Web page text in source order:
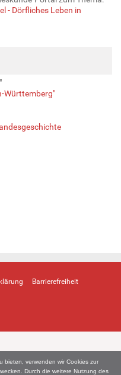
bieten, verwenden wir Cookies zur
Durch die weitere Nutzung des
- Dörfliches Leben in
Württemberg"
Barrierefreiheit